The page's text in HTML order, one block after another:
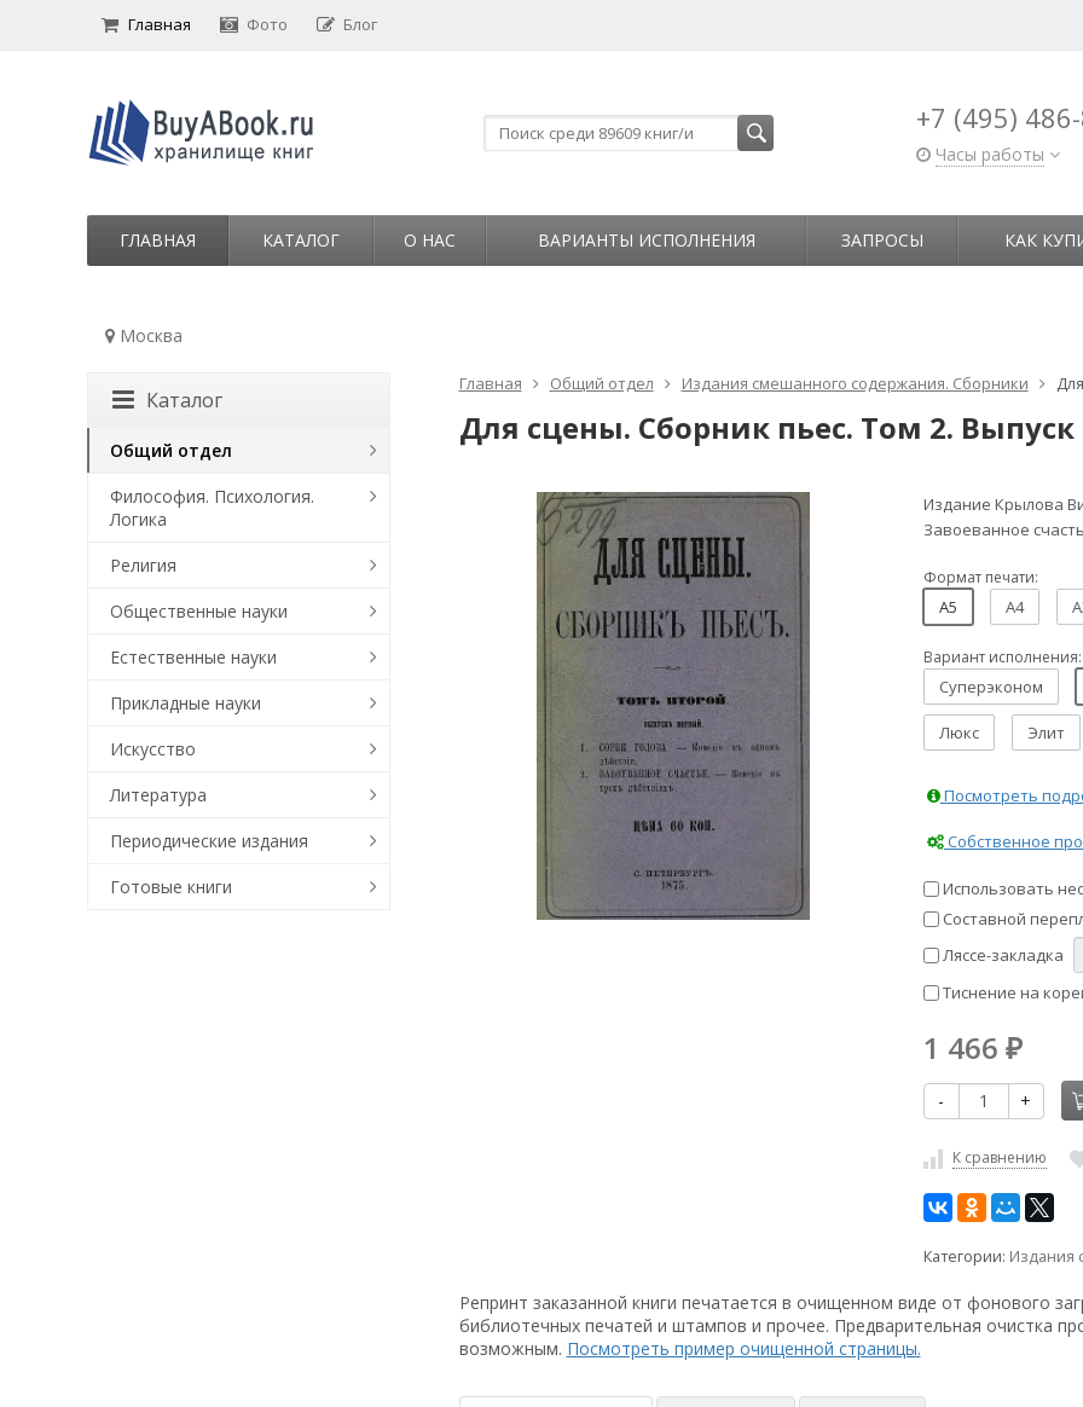
Главная Фото Блог
+7 (495)
Часы работы
ГЛАВНАЯ КАТАЛОГ О НАС ВАРИАНТЫ ИСПОЛНЕНИЯ ЗАПРОСЫ КАК
Москва
Главная Общий отдел Издания смешанного содержания. Сборники
Для сцены. Сборник пьес. Том 2. Выпуск
Издание Крылова
Завоеванное
Формат печати:
A5 A4
Вариант исполнения:
Суперэконом
Люкс Элит
Посмотреть
Собственное
Использовать
Составной
Ляссе-закладка
Тиснение на
1 466 ₽
- +
К сравнению
Категории: Издания
Репринт заказанной книги печатается в очищенном виде от фонового
библиотечных печатей и штампов и прочее. Предварительная очистка
возможным. Посмотреть пример очищенной страницы.
Каталог
Общий отдел
Философия. Психология.
Логика
Религия
Общественные науки
Естественные науки
Прикладные науки
Искусство
Литература
Периодические издания
Готовые книги